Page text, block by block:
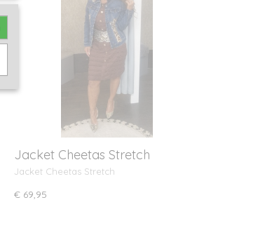
Jacket Cheetas Stretch
Jacket Cheetas Stretch
€ 69,95